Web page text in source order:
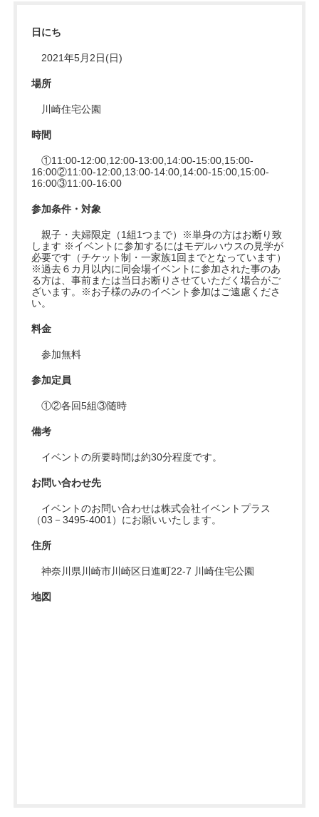
日にち
2021年5月2日(日)
場所
川崎住宅公園
時間
①11:00-12:00,12:00-13:00,14:00-15:00,15:00-
16:00②11:00-12:00,13:00-14:00,14:00-15:00,15:00-
16:00③11:00-16:00
参加条件・対象
親子・夫婦限定（1組1つまで）※単身の方はお断り致
します ※イベントに参加するにはモデルハウスの見学が
必要です（チケット制・一家族1回までとなっています）
※過去６カ月以内に同会場イベントに参加された事のあ
る方は、事前または当日お断りさせていただく場合がご
ざいます。※お子様のみのイベント参加はご遠慮くださ
い。
料金
参加無料
参加定員
①②各回5組③随時
備考
イベントの所要時間は約30分程度です。
お問い合わせ先
イベントのお問い合わせは株式会社イベントプラス
（03－3495-4001）にお願いいたします。
住所
神奈川県川崎市川崎区日進町22-7 川崎住宅公園
地図